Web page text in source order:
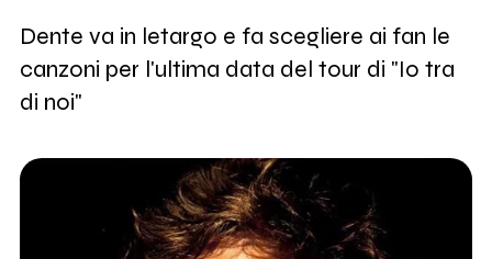
Dente va in letargo e fa scegliere ai fan le
canzoni per l'ultima data del tour di "Io tra
di noi"